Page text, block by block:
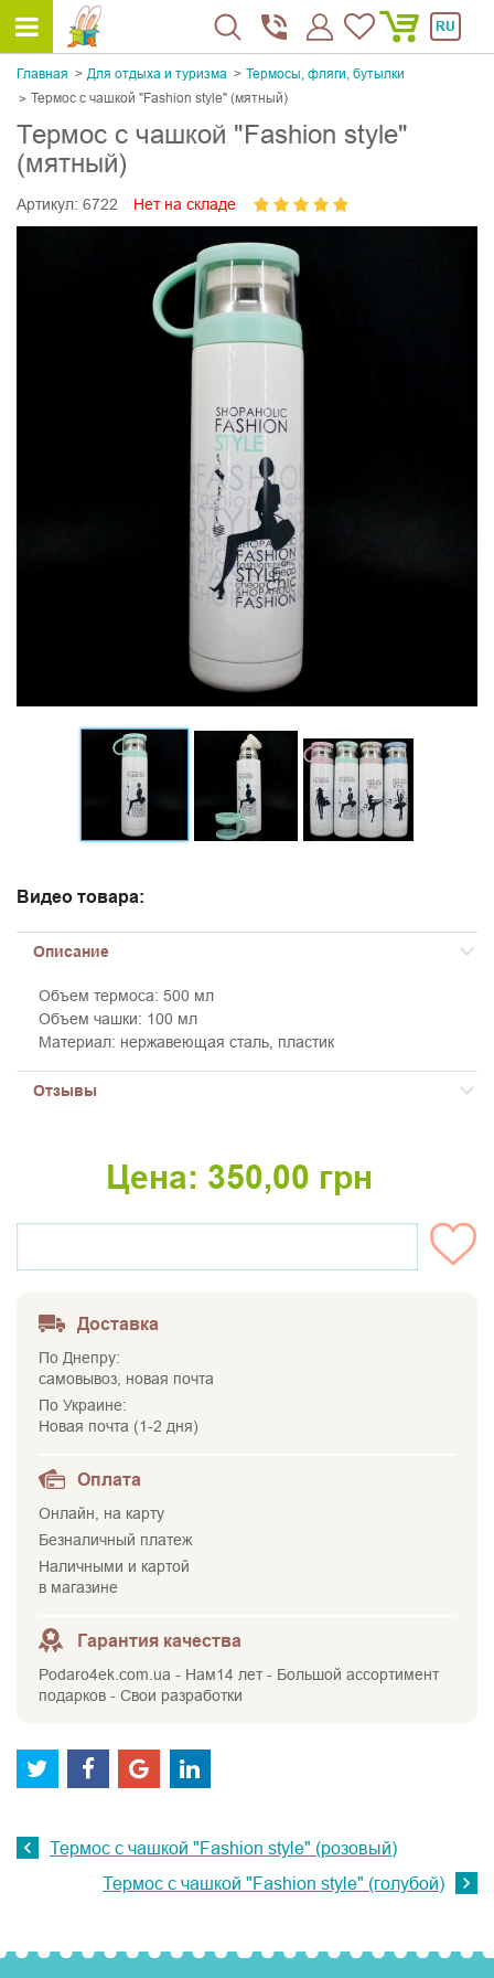
RU
Главная Для отдыха и туризма
Термосы, фляги, бутылки
Термос с чашкой "Fashion style" (мятный)
Термос с чашкой "Fashion style"
(мятный)
Артикул: 6722 Нет на складе
Видео товара:
Описание
Объем термоса: 500 мл
Объем чашки: 100 мл
Материал: нержавеющая сталь, пластик
Отзывы
Цена: 350,00 грн
Доставка
По Днепру:
самовывоз, новая почта
По Украине:
Новая почта (1-2 дня)
Оплата
Онлайн, на карту
Безналичный платеж
Наличными и картой
в магазине
Гарантия качества
Podaro4ek.com.ua - Нам14 лет - Большой ассортимент
подарков - Свои разработки
Термос с чашкой "Fashion style" (розовый)
Термос с чашкой "Fashion style" (голубой)